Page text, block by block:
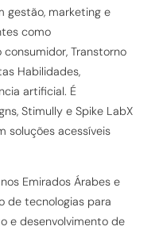
gestão, marketing e
como
Transtorno
Habilidades,
artificial. É
Stimully e Spike LabX
soluções acessíveis
Emirados Árabes e
de tecnologias para
e desenvolvimento de